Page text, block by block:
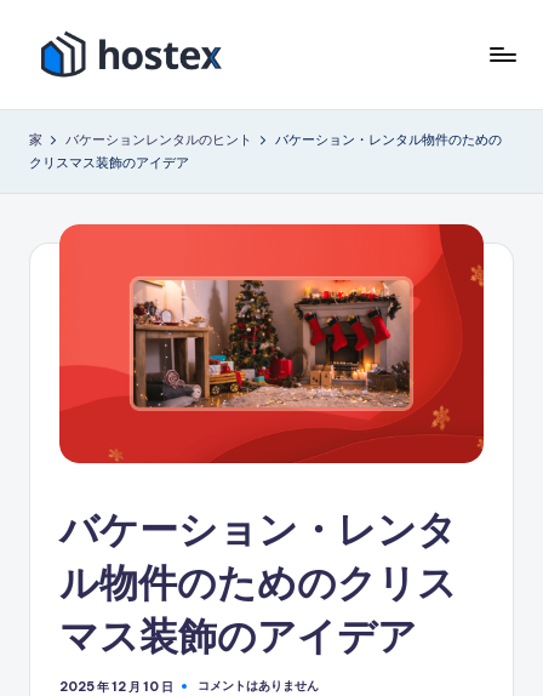
テ
に
ス
テ
ッ
バ
家 バケーションレンタルのヒント
バケーション・レンタル物件のための
クリスマス装飾のアイデア
バケーション・レンタ
ル物件のためのクリス
マス装飾のアイデア
2025 年 12 月 10 日 コメントはありません